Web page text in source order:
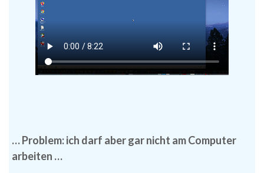
… Problem: ich darf aber gar nicht am Computer
arbeiten …